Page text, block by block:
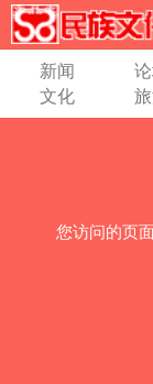
新闻
文化
您访问的页